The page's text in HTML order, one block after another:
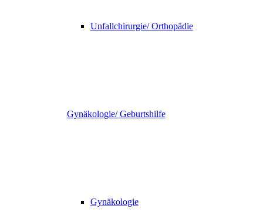
Unfallchirurgie/ Orthopädie
Gynäkologie/ Geburtshilfe
Gynäkologie